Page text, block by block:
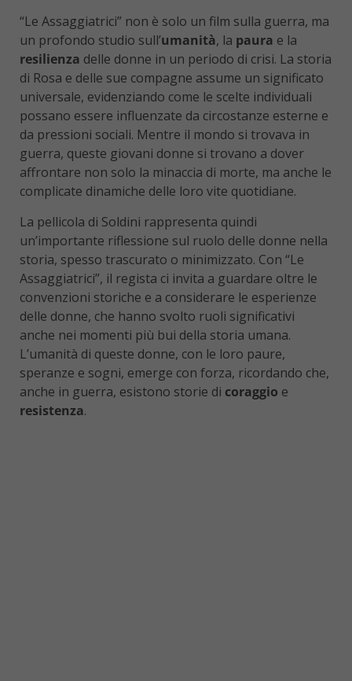
“Le Assaggiatrici” non è solo un film sulla guerra, ma
un profondo studio sull’umanità, la paura e la
resilienza delle donne in un periodo di crisi. La storia
di Rosa e delle sue compagne assume un significato
universale, evidenziando come le scelte individuali
possano essere influenzate da circostanze esterne e
da pressioni sociali. Mentre il mondo si trovava in
guerra, queste giovani donne si trovano a dover
affrontare non solo la minaccia di morte, ma anche le
complicate dinamiche delle loro vite quotidiane.
La pellicola di Soldini rappresenta quindi
un’importante riflessione sul ruolo delle donne nella
storia, spesso trascurato o minimizzato. Con “Le
Assaggiatrici”, il regista ci invita a guardare oltre le
convenzioni storiche e a considerare le esperienze
delle donne, che hanno svolto ruoli significativi
anche nei momenti più bui della storia umana.
L’umanità di queste donne, con le loro paure,
speranze e sogni, emerge con forza, ricordando che,
anche in guerra, esistono storie di coraggio e
resistenza.